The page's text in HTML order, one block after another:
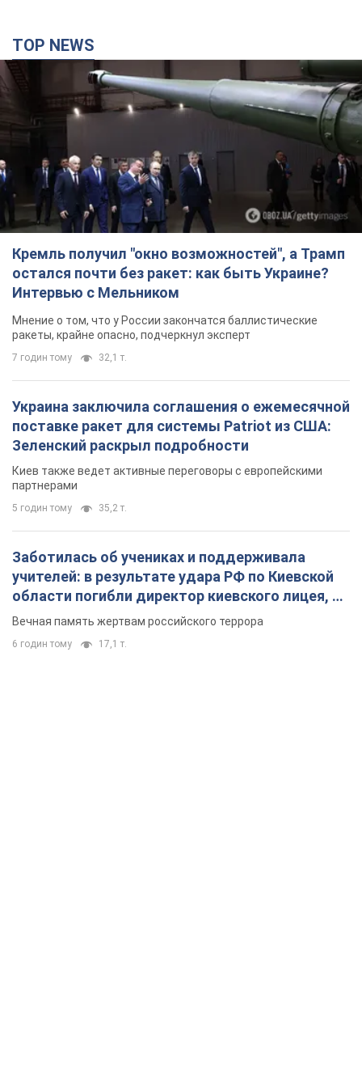
TOP NEWS
Кремль получил "окно возможностей", а Трамп
остался почти без ракет: как быть Украине?
Интервью с Мельником
Мнение о том, что у России закончатся баллистические
ракеты, крайне опасно, подчеркнул эксперт
7 годин тому 32,1 т.
Украина заключила соглашения о ежемесячной
поставке ракет для системы Patriot из США:
Зеленский раскрыл подробности
Киев также ведет активные переговоры с европейскими
партнерами
5 годин тому 35,2 т.
Заботилась об учениках и поддерживала
учителей: в результате удара РФ по Киевской
области погибли директор киевского лицея, её
муж и внук
Вечная память жертвам российского террора
6 годин тому 17,1 т.